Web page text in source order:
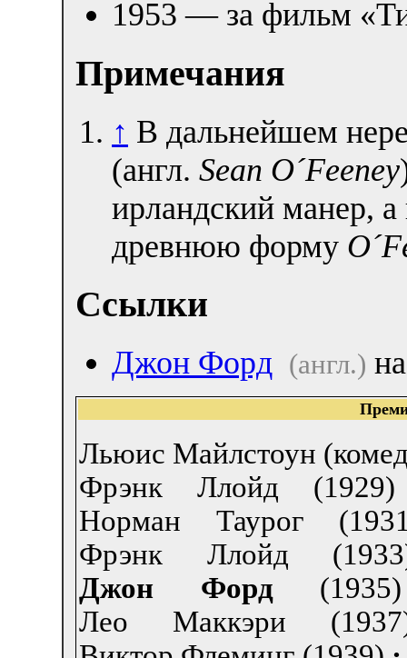
1953 — за фильм
Примечания
↑ В дальнейшем
(англ. Sean O´Feeney
ирландский манер, а
древнюю форму
Ссылки
Джон Форд (англ.)
Льюис Майлстоун
Фрэнк Ллойд (1929)
Норман Таурог
Фрэнк Ллойд
Джон Форд(1935)
Лео Маккэри